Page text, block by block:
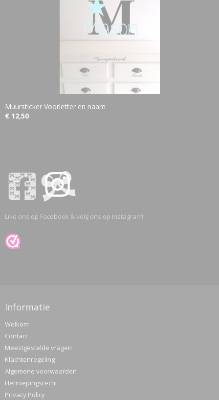
Muursticker Voorletter en naam
€ 12,50
Like ons op Facebook & volg ons op Instagram!
Informatie
Welkom
Contact
Meestgestelde vragen
Klachtenregeling
Algemene voorwaarden
Herroepingsrecht
Privacy Policy